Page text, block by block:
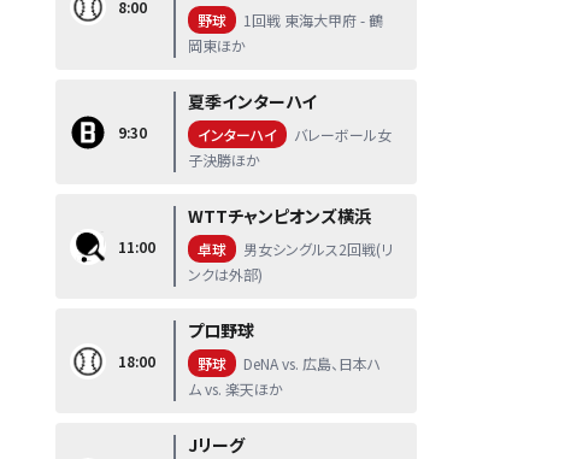
8:00
野球
1回戦 東海大甲府 - 鶴
岡東ほか
9:30
夏季インターハイ
インターハイ
バレーボール女
子決勝ほか
11:00
WTTチャンピオンズ横浜
卓球
男女シングルス2回戦(リ
ンクは外部)
18:00
プロ野球
野球
DeNA vs. 広島、日本ハ
ム vs. 楽天ほか
Jリーグ